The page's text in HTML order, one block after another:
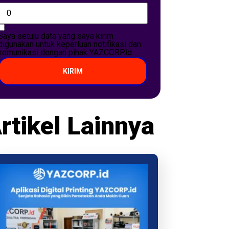
setuju data yang saya kirim
untuk keperluan notifikasi dan
dengan pihak YAZCORP.id
KIRIM
Lainnya